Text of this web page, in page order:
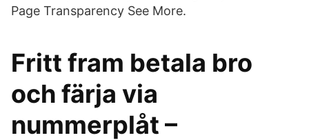
Page Transparency See More.
Fritt fram betala bro
och färja via
nummerplåt –